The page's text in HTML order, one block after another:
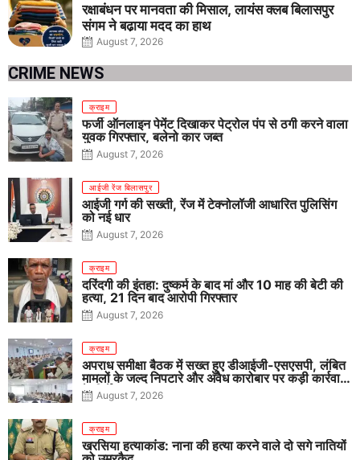
रक्षाबंधन पर मानवता की मिसाल, लायंस क्लब बिलासपुर
संगम ने बढ़ाया मदद का हाथ
August 7, 2026
CRIME NEWS
क्राइम
फर्जी ऑनलाइन पेमेंट दिखाकर पेट्रोल पंप से ठगी करने वाला
युवक गिरफ्तार, बलेनो कार जब्त
August 7, 2026
आईजी रेंज बिलासपुर
आईजी गर्ग की सख्ती, रेंज में टेक्नोलॉजी आधारित पुलिसिंग
को नई धार
August 7, 2026
क्राइम
दरिंदगी की इंतहा: दुष्कर्म के बाद मां और 10 माह की बेटी की
हत्या, 21 दिन बाद आरोपी गिरफ्तार
August 7, 2026
क्राइम
अपराध समीक्षा बैठक में सख्त हुए डीआईजी-एसएसपी, लंबित
मामलों के जल्द निपटारे और अवैध कारोबार पर कड़ी कार्रवाई
के निर्देश
August 7, 2026
क्राइम
खरसिया हत्याकांड: नाना की हत्या करने वाले दो सगे नातियों